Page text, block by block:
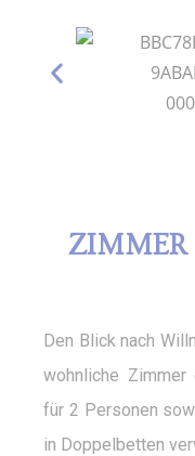
ZIMMER
Den Blick nach
wohnliche
für 2 Personen
in Doppelbetten